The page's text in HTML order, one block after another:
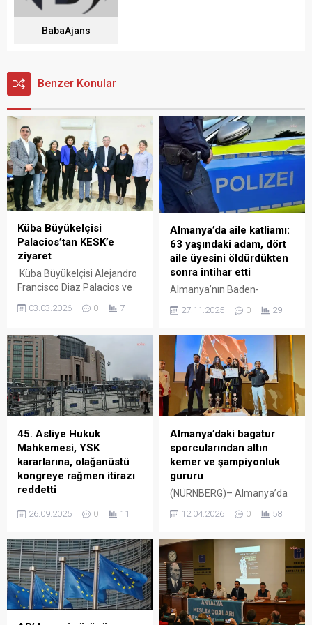
BabaAjans
Benzer Konular
Küba Büyükelçisi
Palacios’tan KESK’e
ziyaret
Küba Büyükelçisi Alejandro
Francisco Diaz Palacios ve
Derneği’nden Nahide Özkan,
ziyarete ilişkin yapılan
açıklamada, “KESK Yürütme
Kurulu’nun Küba heyetini
karşıladığı ziyarette Küba’ya
60 yıldır haksız biçimde
uygulanan ablukanın
saldırganlığına karşı
dayanışma, sendikal ve
siyasal sürece ilişkin son
gelişmeler hakkında görüş...
03.03.2026 0 7
Almanya’da aile katliamı:
63 yaşındaki adam, dört
aile üyesini öldürdükten
sonra intihar etti
Almanya’nın Baden-
Reutlingen kentinde bir
saatlerinde bir kadını evinde
ölü bulmasıyla başlayan
olay, kısa sürede çok daha
geniş bir vahşetin ortaya
çıkmasına yol açtı. Polis ve
Tübingen Savcılığı
tarafından yapılan
açıklamaya göre, 63
yaşındaki adam, dört aile
üyesini öldürdü, ardından
intihar etti. Almanya’nın
Reutlingen kentinde, 63...
27.11.2025 0 29
45. Asliye Hukuk
Mahkemesi, YSK
kararlarına, olağanüstü
kongreye rağmen itirazı
reddetti
CHP İstanbul İl Başkanlığı’na
kayyum atanmasıyla
tarihli İstanbul 45. Asliye
Hukuk Mahkemesi kararına
yapılan itirazlar aynı
mahkemede yapılacak
duruşma ile görüşüldü.
26.09.2025 0 11
Almanya’daki bagatur
sporcularından altın
kemer ve şampiyonluk
gururu
(NÜRNBERG)– Almanya’da
faaliyet gösteren Bagatur
Akademi sporcuları,
AIKO Açık Dünya
Şampiyonası’nda önemli
başarılara imza attı.
Yarışmalarda bir sporcu
dünya şampiyonu olarak
altın kemer kazanırken, bir
12.04.2026 0 58